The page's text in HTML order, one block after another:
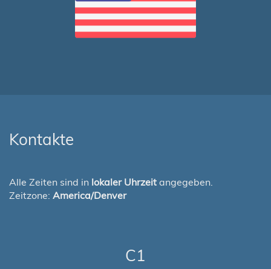
Kontakte
Alle Zeiten sind in lokaler Uhrzeit angegeben.
Zeitzone: America/Denver
C1